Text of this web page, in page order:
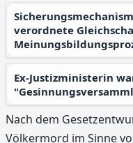
Sicherungsmechanismus gegen eine "staatlich
verordnete
Ex-Justizministerin warnt vor
Nach dem
Völkermord im Sinne